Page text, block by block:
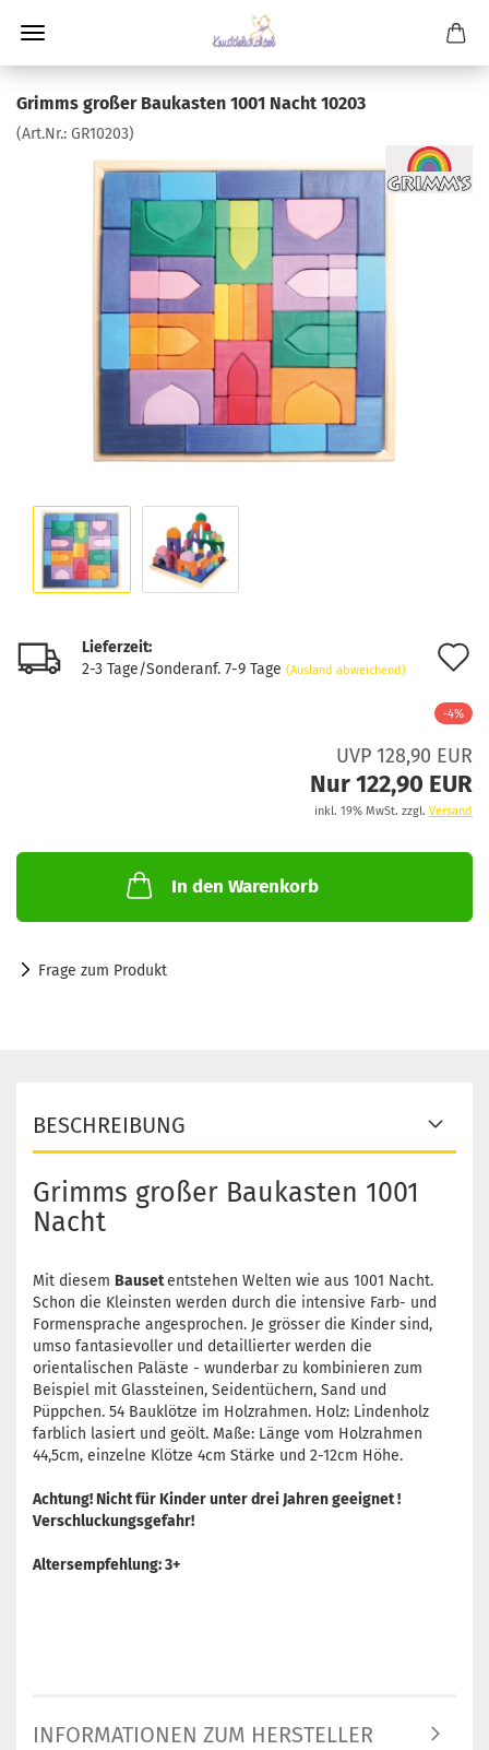
Grimms großer Baukasten 1001 Nacht 10203
(Art.Nr.: GR10203)
Lieferzeit:
2-3 Tage/Sonderanf. 7-9 Tage (Ausland abweichend)
-4%
UVP 128,90 EUR
Nur 122,90 EUR
inkl. 19% MwSt. zzgl. Versand
In den Warenkorb
Frage zum Produkt
BESCHREIBUNG
Grimms großer Baukasten 1001
Nacht
Mit diesem Bausetentstehen Welten wie aus 1001 Nacht.
Schon die Kleinsten werden durch die intensive Farb- und
Formensprache angesprochen. Je grösser die Kinder sind,
umso fantasievoller und detaillierter werden die
orientalischen Paläste - wunderbar zu kombinieren zum
Beispiel mit Glassteinen, Seidentüchern, Sand und
Püppchen. 54 Bauklötze im Holzrahmen. Holz: Lindenholz
farblich lasiert und geölt. Maße: Länge vom Holzrahmen
44,5cm, einzelne Klötze 4cm Stärke und 2-12cm Höhe.
Achtung! Nicht für Kinder unter drei Jahren geeignet !
Verschluckungsgefahr!
Altersempfehlung: 3+
INFORMATIONEN ZUM HERSTELLER